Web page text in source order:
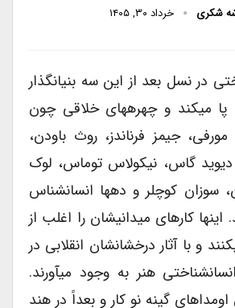
شکری خرداد ۳۰, ۱۴۰۵
در نسل بعد از این سه بنیان­گذار
می­کند و چهره­های خلاقی چون
جیمز فرناندز، روث باودن،
گاس، نیکولاس توماس، لوک
سوزان کوچلر و ده­ها انسان­شناس
کارهای میدانی­شان را اغلب از
می­کنند و با آثار درخشان­شان انقلابی در
هنر به وجود می­آورند.
گینه نو کار و بعداً در هند